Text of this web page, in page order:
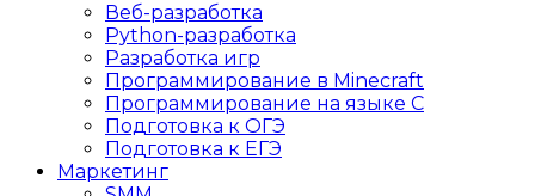
Веб-разработка
Python-разработка
Разработка игр
Программирование в Minecraft
Программирование на языке C
Подготовка к ОГЭ
Подготовка к ЕГЭ
Маркетинг